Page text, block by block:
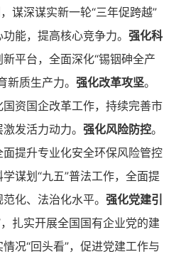
谋深谋实新一轮“三年促跨越”
能，提高核心竞争力。强化科
平台，全面深化“锡铟砷全产
新质生产力。强化改革攻坚。
资国企改革工作，持续完善市
发活力动力。强化风险防控。
提升专业化安全环保风险管控
学谋划“九五”普法工作，全面提
化、法治化水平。强化党建引
扎实开展全国国有企业党的建
况“回头看”，促进党建工作与